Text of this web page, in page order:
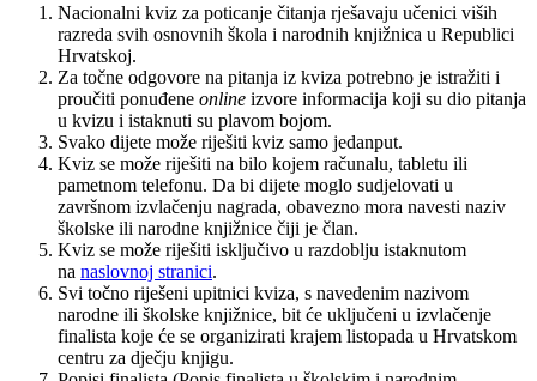
Nacionalni kviz za poticanje čitanja rješavaju učenici viših
razreda svih osnovnih škola i narodnih knjižnica u Republici
Hrvatskoj.
Za točne odgovore na pitanja iz kviza potrebno je istražiti i
proučiti ponuđene online izvore informacija koji su dio pitanja
u kvizu i istaknuti su plavom bojom.
Svako dijete može riješiti kviz samo jedanput.
Kviz se može riješiti na bilo kojem računalu, tabletu ili
pametnom telefonu. Da bi dijete moglo sudjelovati u
završnom izvlačenju nagrada, obavezno mora navesti naziv
školske ili narodne knjižnice čiji je član.
Kviz se može riješiti isključivo u razdoblju istaknutom
na naslovnoj stranici.
Svi točno riješeni upitnici kviza, s navedenim nazivom
narodne ili školske knjižnice, bit će uključeni u izvlačenje
finalista koje će se organizirati krajem listopada u Hrvatskom
centru za dječju knjigu.